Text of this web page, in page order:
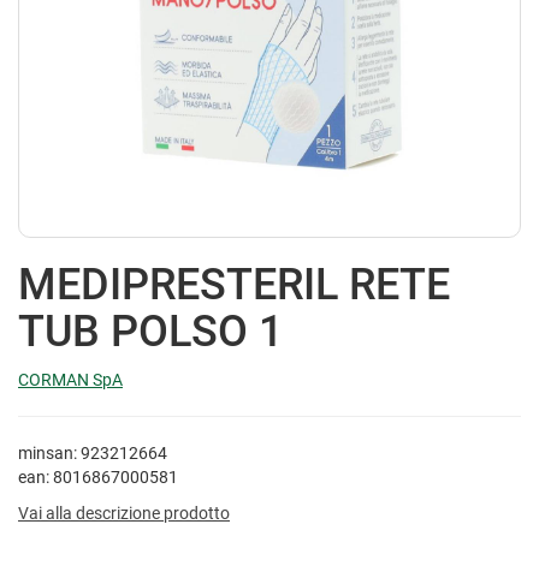
MEDIPRESTERIL RETE
TUB POLSO 1
CORMAN SpA
minsan: 923212664
ean: 8016867000581
Vai alla descrizione prodotto